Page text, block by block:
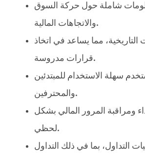
شاملة حول حركة السوق
والاتجاهات المالية.
التاريخية، مما يساعد في اتخاذ
قرارات مدروسة.
سهلة الاستخدام للمبتدئين
والمحترفين.
ومراقبة المرور المالي بشكل
لحظي.
التداول، بما في ذلك التداول